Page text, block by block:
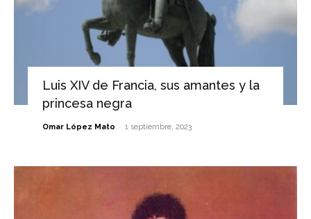
Luis XIV de Francia, sus amantes y la
princesa negra
Omar López Mato - 1 septiembre, 2023